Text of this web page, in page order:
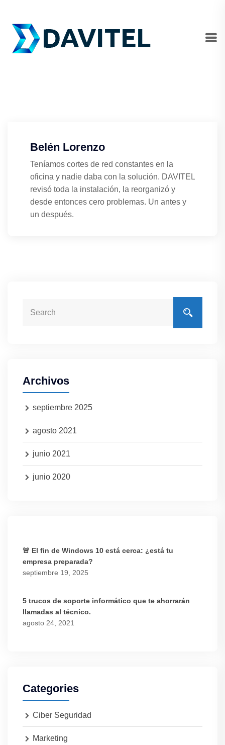
Belén Lorenzo
Teníamos cortes de red constantes en la
oficina y nadie daba con la solución. DAVITEL
revisó toda la instalación, la reorganizó y
desde entonces cero problemas. Un antes y
un después.
Archivos
septiembre 2025
agosto 2021
junio 2021
junio 2020
🚨 El fin de Windows 10 está cerca: ¿está tu
empresa preparada?
septiembre 19, 2025
5 trucos de soporte informático que te ahorrarán
llamadas al técnico.
agosto 24, 2021
Categories
Ciber Seguridad
Marketing